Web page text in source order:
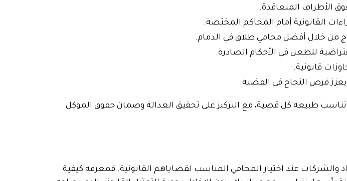
الأطراف المتعاقدة.
القانونية أمام المحاكم المختصة.
من خلال أفضل محامي طلاق في الدمام.
للطعن في الأحكام الصادرة.
قانونية.
فرص النجاح في القضية.
طبيعة كل قضية، مع التركيز على تحقيق العدالة وضمان حقوق الموكل
والشركات عند اختيار المحامي المناسب لقضاياهم القانونية. فمعرفة كيفية